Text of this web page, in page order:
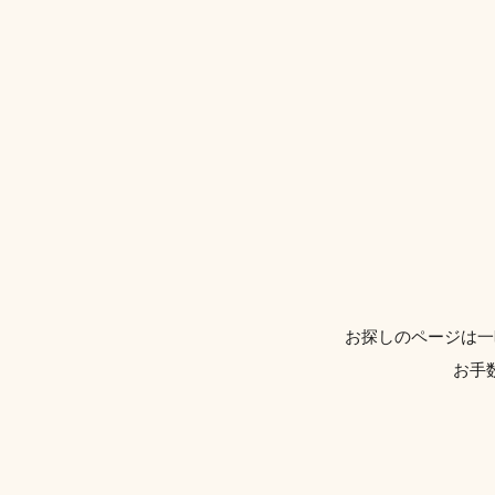
お探しのページは
お手